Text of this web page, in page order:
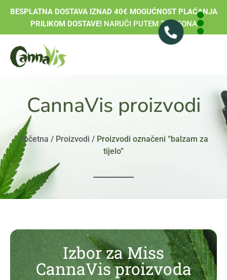
BESPLATNA DOSTAVA IZNAD 40€ MOGUĆNOST PLAĆANJA
PRILIKOM DOSTAVE!NARUČI PUTEM TELEFONA
CannaVis proizvodi
Početna / Proizvodi / Proizvodi označeni “balzam za
tijelo”
Izbor za Miss
CannaVis proizvoda